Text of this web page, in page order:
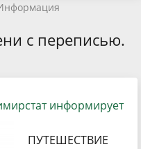
с переписью.
информирует
ПУТЕШЕСТВИЕ